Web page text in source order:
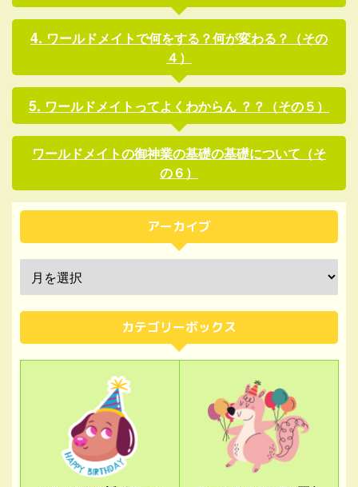
ワールドメイトで何をする？何が変わる？（その
４）
ワールドメイトってよくわからん ？？（その５）
ワールドメイトの御神業の基礎の基礎について（そ
の６）
アーカイブ
カテゴリーボックス